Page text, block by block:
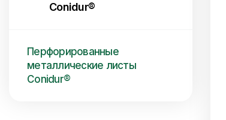
Conidur®
Перфорированные
металлические листы
Conidur®